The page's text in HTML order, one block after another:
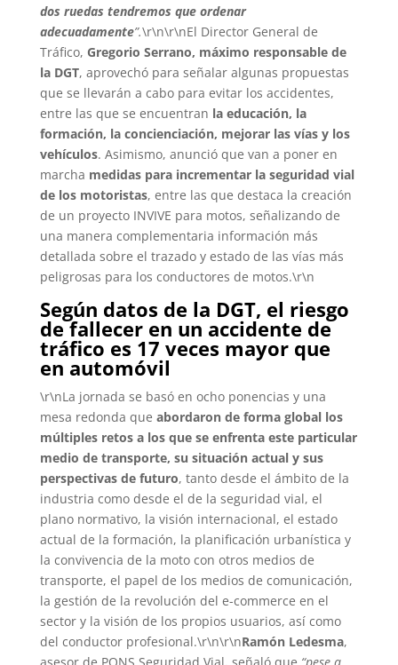
dos ruedas tendremos que ordenar
adecuadamente”.\r\n\r\nEl Director General de
Tráfico, Gregorio Serrano, máximo responsable de
la DGT, aprovechó para señalar algunas propuestas
que se llevarán a cabo para evitar los accidentes,
entre las que se encuentran la educación, la
formación, la concienciación, mejorar las vías y los
vehículos. Asimismo, anunció que van a poner en
marcha medidas para incrementar la seguridad vial
de los motoristas, entre las que destaca la creación
de un proyecto INVIVE para motos, señalizando de
una manera complementaria información más
detallada sobre el trazado y estado de las vías más
peligrosas para los conductores de motos.\r\n
Según datos de la DGT, el riesgo
de fallecer en un accidente de
tráfico es 17 veces mayor que
en automóvil
\r\nLa jornada se basó en ocho ponencias y una
mesa redonda que abordaron de forma global los
múltiples retos a los que se enfrenta este particular
medio de transporte, su situación actual y sus
perspectivas de futuro, tanto desde el ámbito de la
industria como desde el de la seguridad vial, el
plano normativo, la visión internacional, el estado
actual de la formación, la planificación urbanística y
la convivencia de la moto con otros medios de
transporte, el papel de los medios de comunicación,
la gestión de la revolución del e-commerce en el
sector y la visión de los propios usuarios, así como
del conductor profesional.\r\n\r\nRamón Ledesma,
asesor de PONS Seguridad Vial, señaló que “pese a